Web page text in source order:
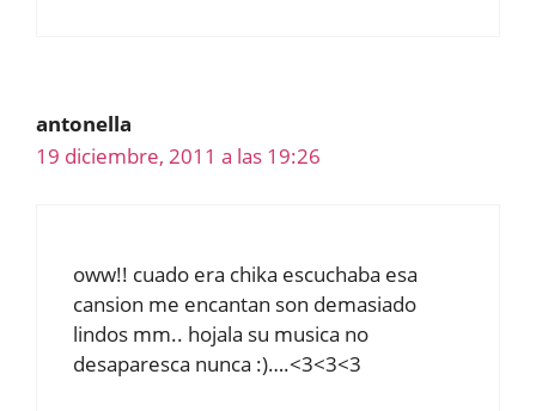
antonella
19 diciembre, 2011 a las 19:26
oww!! cuado era chika escuchaba esa
cansion me encantan son demasiado
lindos mm.. hojala su musica no
desaparesca nunca :)….<3<3<3